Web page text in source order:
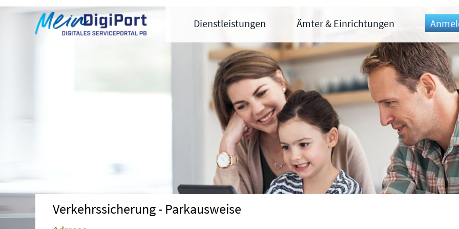
Digitales Serviceportal Paderborn
Zur Hauptnavigation
Zum Inhalt
Zum Footer
Dienstleistungen Ämter & Einrichtungen
Verkehrssicherung - Parkausweise